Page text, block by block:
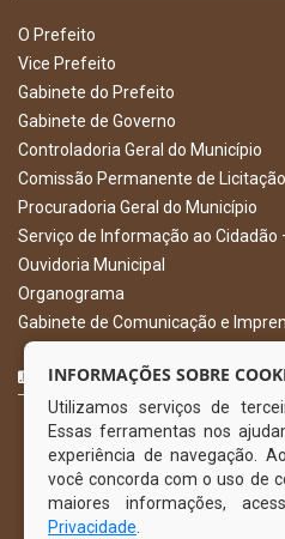
O Prefeito
Vice Prefeito
Gabinete do Prefeito
Gabinete de Governo
Controladoria Geral do Município
Comissão Permanente de Licitação
Procuradoria Geral do Município
Serviço de Informação ao Cidadão
Ouvidoria Municipal
Organograma
Gabinete de Comunicação e
CURTA NOSSA FAN
INFORMAÇÕES SOBRE
Utilizamos serviços de
Essas ferramentas nos
experiência de navegação.
você concorda com o uso de
maiores informações,
Privacidade